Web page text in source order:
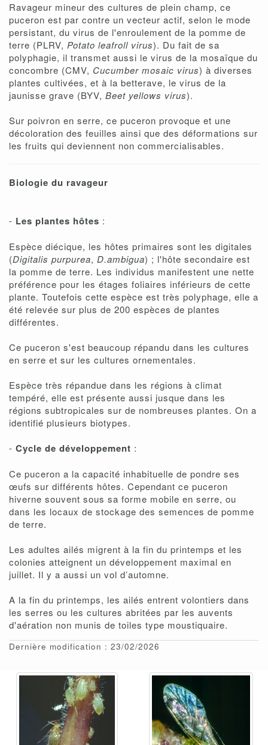
Ravageur mineur des cultures de plein champ, ce
puceron est par contre un vecteur actif, selon le mode
persistant, du virus de l'enroulement de la pomme de
terre (PLRV, Potato leafroll virus). Du fait de sa
polyphagie, il transmet aussi le virus de la mosaïque du
concombre (CMV, Cucumber mosaic virus) à diverses
plantes cultivées, et à la betterave, le virus de la
jaunisse grave (BYV, Beet yellows virus).
Sur poivron en serre, ce puceron provoque et une
décoloration des feuilles ainsi que des déformations sur
les fruits qui deviennent non commercialisables.
Biologie du ravageur
- Les plantes hôtes :
Espèce diécique, les hôtes primaires sont les digitales
(Digitalis purpurea, D.ambigua) ; l'hôte secondaire est
la pomme de terre. Les individus manifestent une nette
préférence pour les étages foliaires inférieurs de cette
plante. Toutefois cette espèce est très polyphage, elle a
été relevée sur plus de 200 espèces de plantes
différentes.
Ce puceron s'est beaucoup répandu dans les cultures
en serre et sur les cultures ornementales.
Espèce très répandue dans les régions à climat
tempéré, elle est présente aussi jusque dans les
régions subtropicales sur de nombreuses plantes. On a
identifié plusieurs biotypes.
- Cycle de développement :
Ce puceron a la capacité inhabituelle de pondre ses
œufs sur différents hôtes. Cependant ce puceron
hiverne souvent sous sa forme mobile en serre, ou
dans les locaux de stockage des semences de pomme
de terre.
Les adultes ailés migrent à la fin du printemps et les
colonies atteignent un développement maximal en
juillet. Il y a aussi un vol d’automne.
A la fin du printemps, les ailés entrent volontiers dans
les serres ou les cultures abritées par les auvents
d'aération non munis de toiles type moustiquaire.
Dernière modification : 23/02/2026